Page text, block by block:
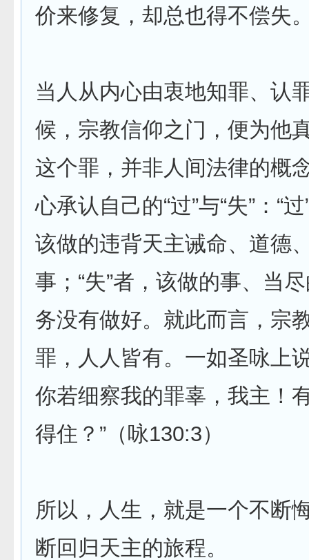
价来修复，却总也得不偿失
当人从内心由衷地知罪、认
候，宗教信仰之门，便为他
这个罪，并非人间法律的概
心承认自己的“过”与“失”：“
该做的违背天主诫命、道德
事；“失”者，该做的事、当
务没有做好。就此而言，宗
罪，人人皆有。一如圣咏上
你若细察我的罪辜，我主！
得住？”（咏130:3）
所以，人生，就是一个不断
断回归天主的旅程。